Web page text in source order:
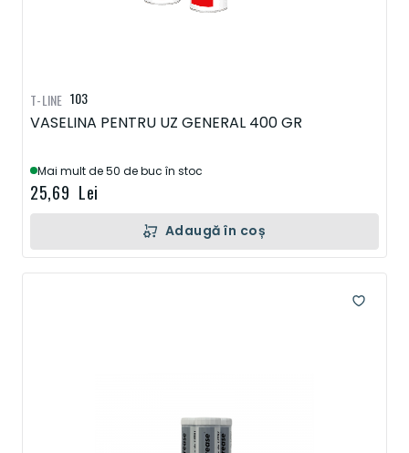
103
VASELINA PENTRU UZ GENERAL 400 GR
Mai mult de 50 de buc în stoc
25,69 Lei
T-LINE
Adaugă în coș